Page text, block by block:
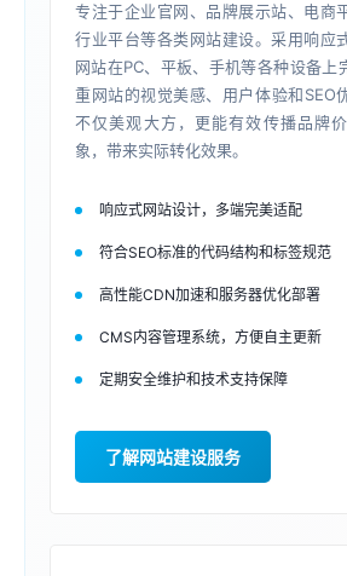
专注于企业官网、品牌展示站、电商
行业平台等各类网站建设。采用响应
网站在PC、平板、手机等各种设备上
重网站的视觉美感、用户体验和SEO
不仅美观大方，更能有效传播品牌
象，带来实际转化效果。
响应式网站设计，多端完美适配
符合SEO标准的代码结构和标签规范
高性能CDN加速和服务器优化部署
CMS内容管理系统，方便自主更新
定期安全维护和技术支持保障
了解网站建设服务